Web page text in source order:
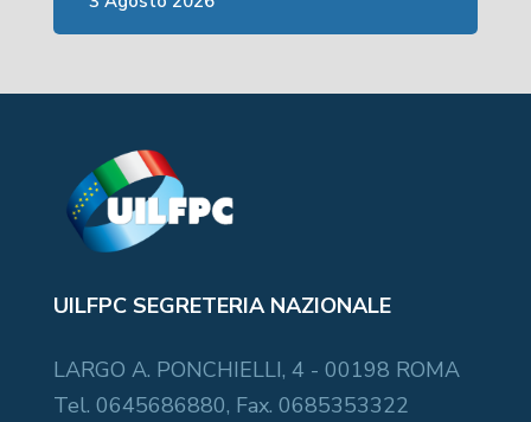
UILFPC SEGRETERIA NAZIONALE
LARGO A. PONCHIELLI, 4 - 00198 ROMA
Tel. 0645686880, Fax. 0685353322